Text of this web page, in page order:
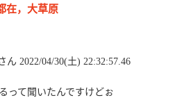
在，大草原
2022/04/30(土) 22:32:57.46
って聞いたんですけどぉ